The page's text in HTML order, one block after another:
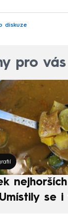
diskuze
pro vás
nejhorších
se i